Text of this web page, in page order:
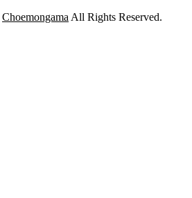
Choemongama All Rights Reserved.